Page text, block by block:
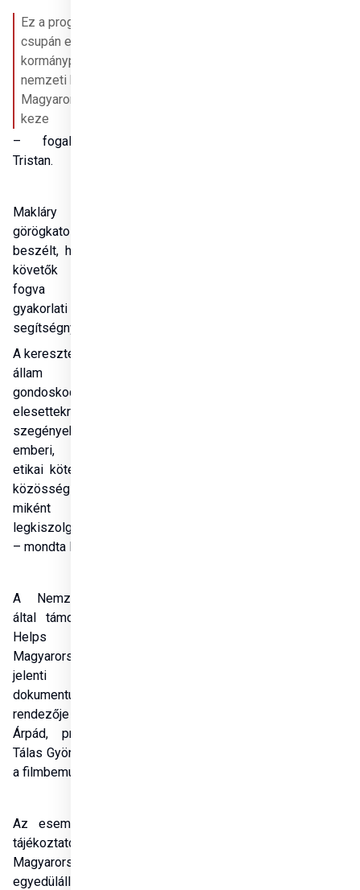
Ez a program nem
csupán egy
kormányprogram, hanem
nemzeti hivatás, egész
Magyarország segítő
keze
– fogalmazott Azbej
Tristan.
Makláry Ákos
görögkatolikus atya arról
beszélt, hogy a Krisztus-
követők a kezdetektől
fogva művelték a
gyakorlati
segítségnyújtást.
A keresztény hiten felépült
állam számára a
gondoskodás az
elesettekről és a
szegényekről alapvető
emberi, társadalmi és
etikai kötelesség. Minden
közösség fokmérője, hogy
miként bánik a
legkiszolgáltatottabbakkal
– mondta Makláry Ákos.
A Nemzeti Filmintézet
által támogatott, Hungary
Helps – Ahol
Magyarország az életet
jelenti című
dokumentumfilm
rendezője Novák András
Árpád, producere pedig
Tálas György – hangzott el
a filmbemutatón.
Az eseményen kiosztott
tájékoztató szerint
Magyarország 2017-ben
egyedülálló programot